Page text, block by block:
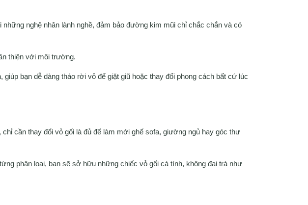
nghệ nhân lành nghề, đảm bảo đường kim mũi chỉ chắc chắn và có
thiện với môi trường.
bạn dễ dàng tháo rời vỏ để giặt giũ hoặc thay đổi phong cách bất cứ lúc
cần thay đổi vỏ gối là đủ để làm mới ghế sofa, giường ngủ hay góc thư
phân loại, bạn sẽ sở hữu những chiếc vỏ gối cá tính, không đại trà như